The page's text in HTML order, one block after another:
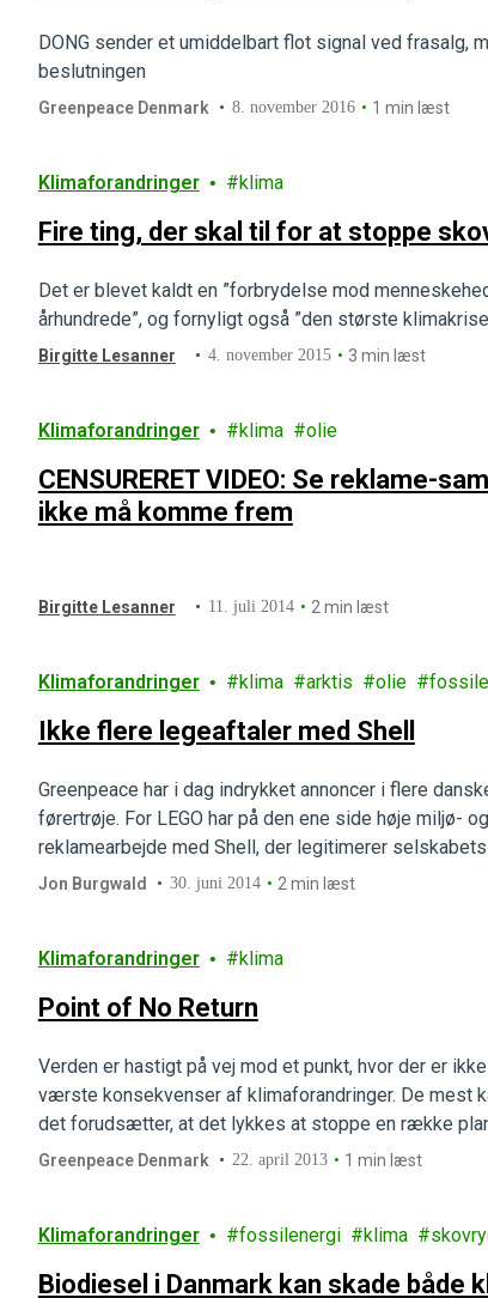
DONG sender et umiddelbart flot signal ved frasalg,
beslutningen
Greenpeace Denmark 8. november 2016 1 min læst
Klimaforandringer klima
Fire ting, der skal til for at stoppe
Det er blevet kaldt en ”forbrydelse mod
århundrede”, og fornyligt også ”den største
Birgitte Lesanner 4. november 2015 3 min læst
Klimaforandringer klima olie
CENSURERET VIDEO: Se reklame-
ikke må komme frem
Birgitte Lesanner 11. juli 2014 2 min læst
Klimaforandringer klima arktis olie
Ikke flere legeaftaler med Shell
Greenpeace har i dag indrykket annoncer i flere
førertrøje. For LEGO har på den ene side høje miljø-
reklamearbejde med Shell, der legitimerer
benzin.
Jon Burgwald 30. juni 2014 2 min læst
Klimaforandringer klima
Point of No Return
Verden er hastigt på vej mod et punkt, hvor der er
værste konsekvenser af klimaforandringer. De mest
det forudsætter, at det lykkes at stoppe en række
Greenpeace-rapporten Point of…
Greenpeace Denmark 22. april 2013 1 min læst
Klimaforandringer fossilenergi klima
Biodiesel i Danmark kan skade både